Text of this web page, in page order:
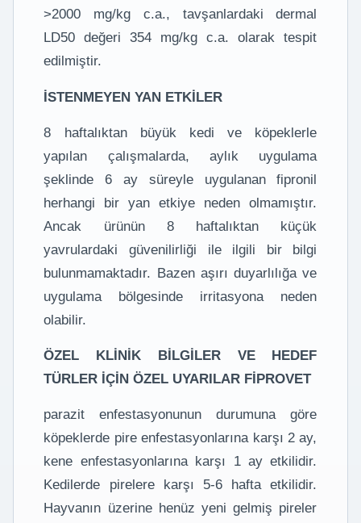
>2000 mg/kg c.a., tavşanlardaki dermal
LD50 değeri 354 mg/kg c.a. olarak tespit
edilmiştir.
İSTENMEYEN YAN ETKİLER
8 haftalıktan büyük kedi ve köpeklerle
yapılan çalışmalarda, aylık uygulama
şeklinde 6 ay süreyle uygulanan fipronil
herhangi bir yan etkiye neden olmamıştır.
Ancak ürünün 8 haftalıktan küçük
yavrulardaki güvenilirliği ile ilgili bir bilgi
bulunmamaktadır. Bazen aşırı duyarlılığa ve
uygulama bölgesinde irritasyona neden
olabilir.
ÖZEL KLİNİK BİLGİLER VE HEDEF
TÜRLER İÇİN ÖZEL UYARILAR FİPROVET
parazit enfestasyonunun durumuna göre
köpeklerde pire enfestasyonlarına karşı 2 ay,
kene enfestasyonlarına karşı 1 ay etkilidir.
Kedilerde pirelere karşı 5-6 hafta etkilidir.
Hayvanın üzerine henüz yeni gelmiş pireler